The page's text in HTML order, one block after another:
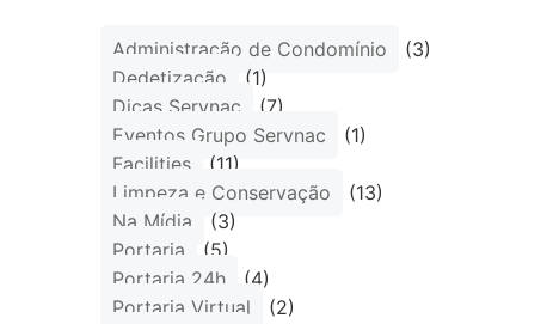
Administração de Condomínio
(3)
Dedetização
(1)
Dicas Servnac
(7)
Eventos Grupo Servnac
(1)
Facilities
(11)
Limpeza e Conservação
(13)
Na Mídia
(3)
Portaria
(5)
Portaria 24h
(4)
Portaria Virtual
(2)